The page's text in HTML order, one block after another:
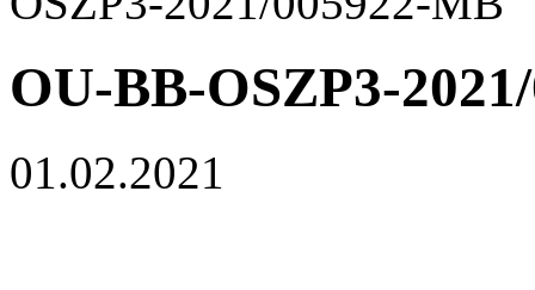
OU-BB-OSZP3-
01.02.2021